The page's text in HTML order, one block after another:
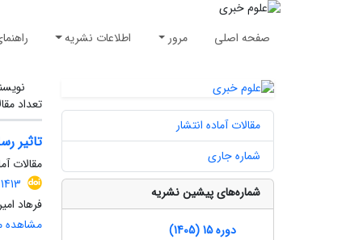
صفحه اصلی مرور اطلاعات نشریه
تعداد
تاثیر
مقالات
فرهاد
مشاهده
مقالات آماده انتشار
شماره جاری
شماره‌های پیشین نشریه
دوره 15 (1405)